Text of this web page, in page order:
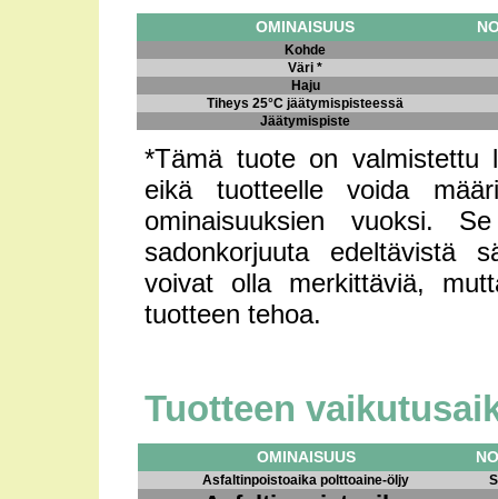
OMINAISUUS
Kohde
Väri *
Haju
Tiheys 25°C jäätymispisteessä
Jäätymispiste
*Tämä tuote on valmistettu
eikä tuotteelle voida
ominaisuuksien vuoksi.
sadonkorjuuta edeltävistä
voivat olla merkittäviä,
tuotteen tehoa.
Tuotteen
OMINAISUUS
Asfaltinpoistoaika polttoaine-öljy